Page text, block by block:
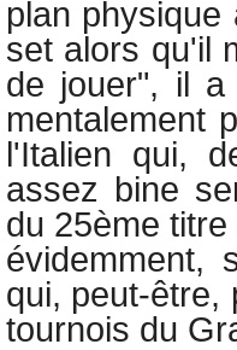
plan
set alors qu'il
de jouer", il a
mentalement
l'Italien qui,
assez bine
du 25ème
évidemment,
qui, peut-être,
tournois du